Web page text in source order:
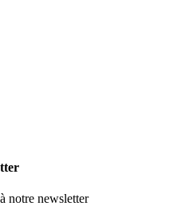
notre newsletter